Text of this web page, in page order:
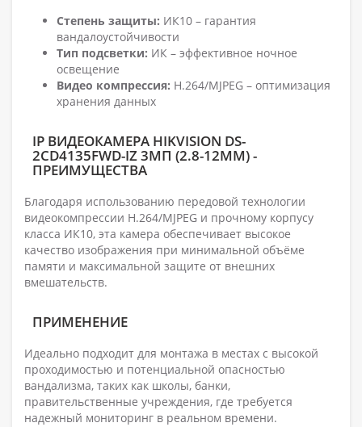
Степень защиты: ИК10 – гарантия
вандалоустойчивости
Тип подсветки: ИК – эффективное ночное
освещение
Видео компрессия: H.264/MJPEG – оптимизация
хранения данных
IP ВИДЕОКАМЕРА HIKVISION DS-
2CD4135FWD-IZ 3МП (2.8-12ММ) -
ПРЕИМУЩЕСТВА
Благодаря использованию передовой технологии
видеокомпрессии H.264/MJPEG и прочному корпусу
класса ИК10, эта камера обеспечивает высокое
качество изображения при минимальной объёме
памяти и максимальной защите от внешних
вмешательств.
ПРИМЕНЕНИЕ
Идеально подходит для монтажа в местах с высокой
проходимостью и потенциальной опасностью
вандализма, таких как школы, банки,
правительственные учреждения, где требуется
надежный мониторинг в реальном времени.